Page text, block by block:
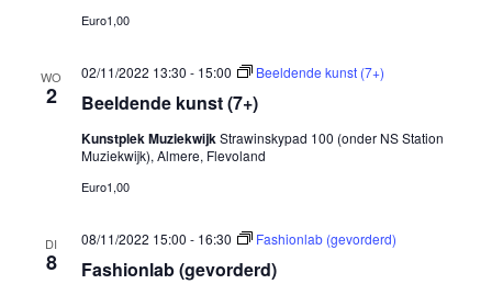
Euro1,00
WO
2 Beeldende kunst (7+)
02/11/2022 13:30 - 15:00 Beeldende kunst (7+)
Kunstplek MuziekwijkStrawinskypad 100 (onder NS Station
Muziekwijk), Almere, Flevoland
Euro1,00
DI
8 Fashionlab (gevorderd)
08/11/2022 15:00 - 16:30 Fashionlab (gevorderd)